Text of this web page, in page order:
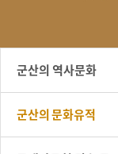
군산의 역사문화
군산의 문화유적